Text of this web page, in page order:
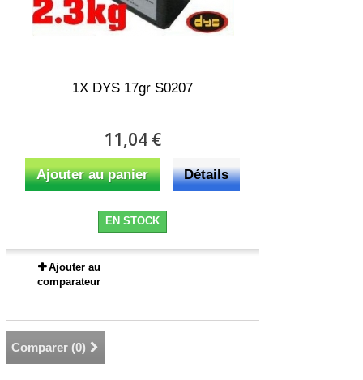
1X DYS 17gr S0207
11,04 €
Ajouter au panier Détails
EN STOCK
Ajouter au
comparateur
Comparer (0)